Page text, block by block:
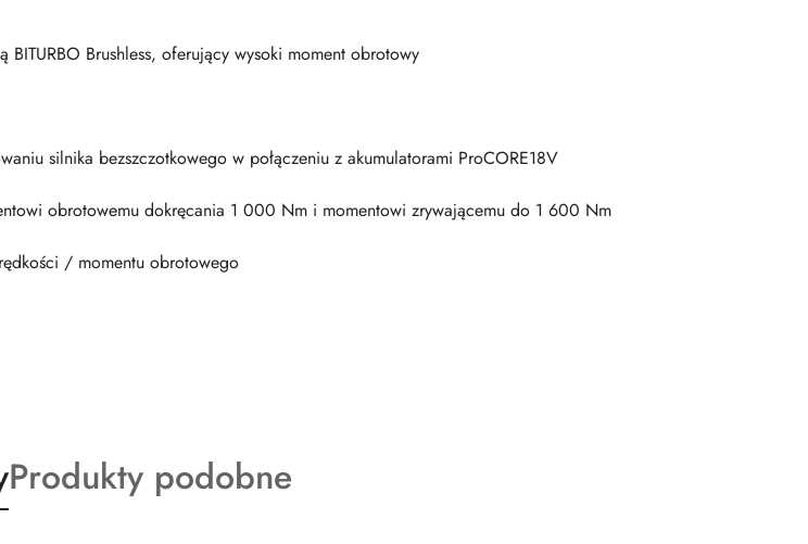
Brushless, oferujący wysoki moment obrotowy
silnika bezszczotkowego w połączeniu z akumulatorami ProCORE18V
obrotowemu dokręcania 1 000 Nm i momentowi zrywającemu do 1 600 Nm
/ momentu obrotowego
Produkty
o
Produkty podobne